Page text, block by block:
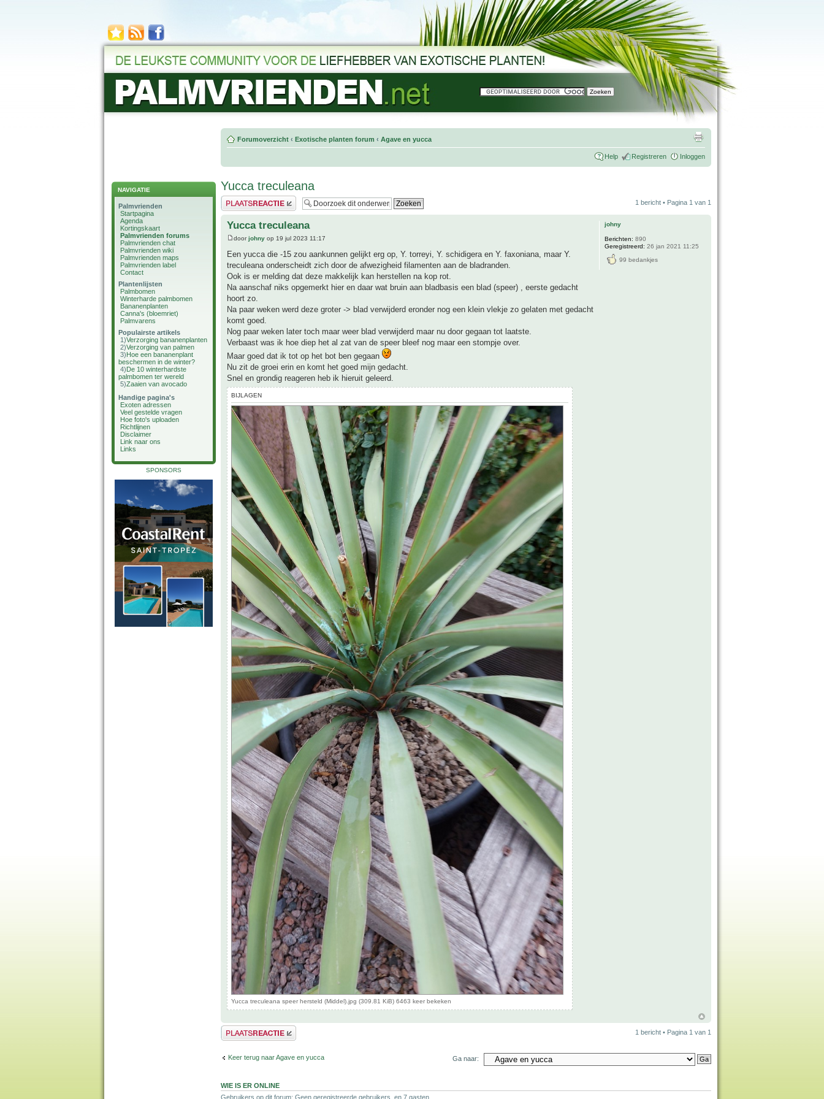
NAVIGATIE
Palmvrienden
Startpagina
Agenda
Kortingskaart
Palmvrienden forums
Palmvrienden chat
Palmvrienden wiki
Palmvrienden maps
Palmvrienden label
Contact
Plantenlijsten
Palmbomen
Winterharde palmbomen
Bananenplanten
Canna's (bloemriet)
Palmvarens
Populairste artikels
1)Verzorging bananenplanten
2)Verzorging van palmen
3)Hoe een bananenplant
beschermen in de winter?
4)De 10 winterhardste
palmbomen ter wereld
5)Zaaien van avocado
Handige pagina's
Exoten adressen
Veel gestelde vragen
Hoe foto's uploaden
Richtlijnen
Disclaimer
Link naar ons
Links
SPONSORS
Forumoverzicht ‹ Exotische planten forum ‹ Agave en yucca
Help Registreren Inloggen
Yucca treculeana
Plaats een reactie 1 bericht • Pagina 1 van 1
Yucca treculeana
doorjohny op 19 jul 2023 11:17
Een yucca die -15 zou aankunnen gelijkt erg op, Y. torreyi, Y. schidigera en Y. faxoniana, maar Y.
treculeana onderscheidt zich door de afwezigheid filamenten aan de bladranden.
Ook is er melding dat deze makkelijk kan herstellen na kop rot.
Na aanschaf niks opgemerkt hier en daar wat bruin aan bladbasis een blad (speer) , eerste gedacht
hoort zo.
Na paar weken werd deze groter -> blad verwijderd eronder nog een klein vlekje zo gelaten met gedacht
komt goed.
Nog paar weken later toch maar weer blad verwijderd maar nu door gegaan tot laatste.
Verbaast was ik hoe diep het al zat van de speer bleef nog maar een stompje over.
Maar goed dat ik tot op het bot ben gegaan
Nu zit de groei erin en komt het goed mijn gedacht.
Snel en grondig reageren heb ik hieruit geleerd.
BIJLAGEN
Yucca treculeana speer hersteld (Middel).jpg (309.81 KiB) 6463 keer bekeken
johny
Berichten: 890
Geregistreerd: 26 jan 2021 11:25
99 bedankjes
Plaats een reactie 1 bericht • Pagina 1 van 1
Keer terug naar Agave en yucca Ga naar:
WIE IS ER ONLINE
Gebruikers op dit forum: Geen geregistreerde gebruikers. en 7 gasten